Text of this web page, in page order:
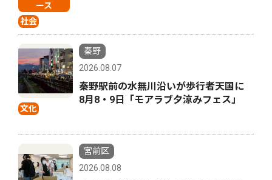
ース
社会
文化
秦野
2026.08.07
秦野駅前の水無川沿いが歩行者天国に
8月8・9日「モアラブ夕涼みフェス」
宮前区
2026.08.08